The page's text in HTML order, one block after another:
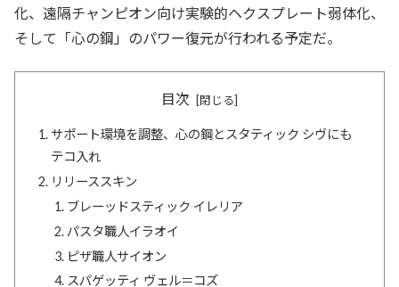
化、遠隔チャンピオン向け実験的ヘクスプレート弱体化、
そして「心の鋼」のパワー復元が行われる予定だ。
目次
サポート環境を調整、心の鋼とスタティック シヴにも
テコ入れ
リリーススキン
ブレーッドスティック イレリア
パスタ職人イラオイ
ピザ職人サイオン
スパゲッティ ヴェル＝コズ